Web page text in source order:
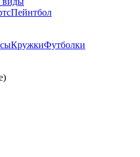
Пейнтбол
КружкиФутболки